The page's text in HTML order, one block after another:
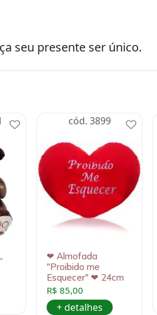
seu presente ser único.
cód. 3899
❤ Almofada
"Proibido me
Esquecer" ❤ 24cm
R$ 85,00
+ detalhes